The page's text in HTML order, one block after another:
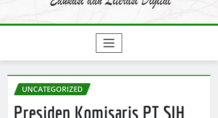
UNCATEGORIZED
Presiden Komisaris PT SIH